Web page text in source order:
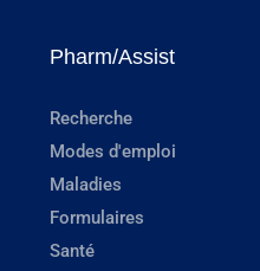
Pharm/Assist
Recherche
Modes d'emploi
Maladies
Formulaires
Santé